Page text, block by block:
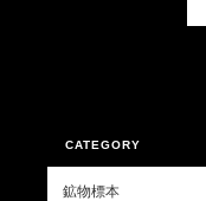
CATEGORY
鉱物標本